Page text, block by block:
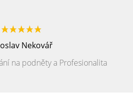
Nekovář
na podněty a Profesionalita